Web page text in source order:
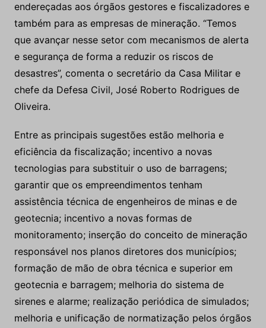
endereçadas aos órgãos gestores e fiscalizadores e
também para as empresas de mineração. “Temos
que avançar nesse setor com mecanismos de alerta
e segurança de forma a reduzir os riscos de
desastres”, comenta o secretário da Casa Militar e
chefe da Defesa Civil, José Roberto Rodrigues de
Oliveira.
Entre as principais sugestões estão melhoria e
eficiência da fiscalização; incentivo a novas
tecnologias para substituir o uso de barragens;
garantir que os empreendimentos tenham
assistência técnica de engenheiros de minas e de
geotecnia; incentivo a novas formas de
monitoramento; inserção do conceito de mineração
responsável nos planos diretores dos municípios;
formação de mão de obra técnica e superior em
geotecnia e barragem; melhoria do sistema de
sirenes e alarme; realização periódica de simulados;
melhoria e unificação de normatização pelos órgãos